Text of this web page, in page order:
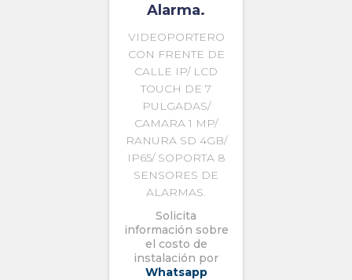
Alarma.
VIDEOPORTERO
CON FRENTE DE
CALLE IP/ LCD
TOUCH DE 7
PULGADAS/
CAMARA 1 MP/
RANURA SD 4GB/
IP65/ SOPORTA 8
SENSORES DE
ALARMAS.
Solicita
información sobre
el costo de
instalación por
Whatsapp